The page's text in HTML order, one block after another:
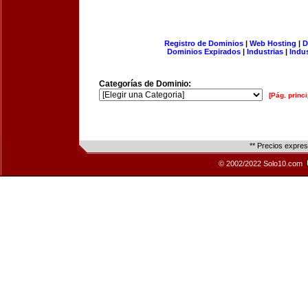
Registro de Dominios| Web Hosting |
Dominios Expirados | Industrias |
Categorías de Dominio:
[Pág.
** Precios
© 2002/2022 Solo10.com